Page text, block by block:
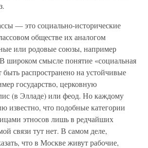
— это социально-исторические
обществе их аналогом
или родовые союзы, например
широком смысле понятие «социальная
быть распространено на устойчивые
государство, церковную
(в Элладе) или феод. Но каждому
известно, что подобные категории
этносов лишь в редчайших
связи тут нет. В самом деле,
что в Москве живут рабочие,